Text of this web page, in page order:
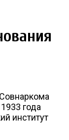
года
институт